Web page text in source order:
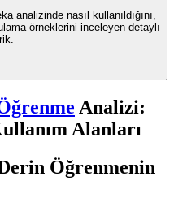
analizinde nasıl kullanıldığını,
örneklerini inceleyen detaylı
Analizi:
Alanları
Öğrenmenin